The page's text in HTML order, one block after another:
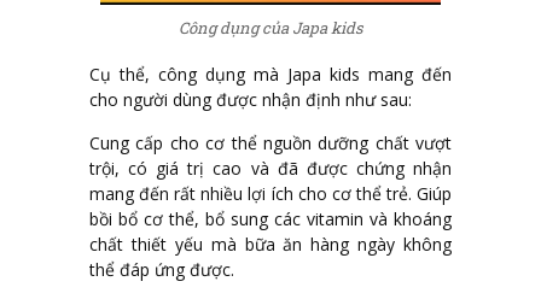
Công dụng của Japa kids
Cụ thể, công dụng mà Japa kids mang đến
cho người dùng được nhận định như sau:
Cung cấp cho cơ thể nguồn dưỡng chất vượt
trội, có giá trị cao và đã được chứng nhận
mang đến rất nhiều lợi ích cho cơ thể trẻ. Giúp
bồi bổ cơ thể, bổ sung các vitamin và khoáng
chất thiết yếu mà bữa ăn hàng ngày không
thể đáp ứng được.